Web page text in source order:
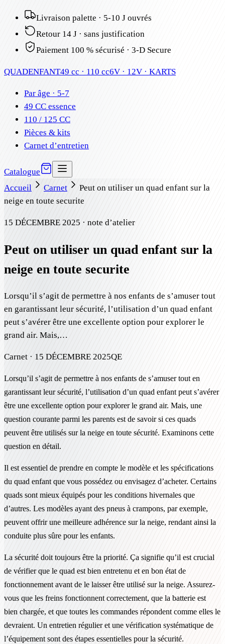
Livraison palette · 5-10 J ouvrés
Retour 14 J · sans justification
Paiement 100 % sécurisé · 3-D Secure
QUADENFANT49 cc · 110 cc6V · 12V · KARTS
Par âge · 5-7
49 CC essence
110 / 125 CC
Pièces & kits
Carnet d’entretien
Catalogue
Accueil
Carnet
Peut on utiliser un quad enfant sur la
neige en toute securite
15 DÉCEMBRE 2025 · note d’atelier
Peut on utiliser un quad enfant sur la
neige en toute securite
Lorsqu’il s’agit de permettre à nos enfants de s’amuser tout
en garantissant leur sécurité, l’utilisation d’un quad enfant
peut s’avérer être une excellente option pour explorer le
grand air. Mais,…
Carnet · 15 DÉCEMBRE 2025QE
Lorsqu’il s’agit de permettre à nos enfants de s’amuser tout en
garantissant leur sécurité, l’utilisation d’un quad enfant peut s’avérer
être une excellente option pour explorer le grand air. Mais, une
question courante parmi les parents est de savoir si ces quads
peuvent être utilisés sur la neige en toute sécurité. Examinons cette
question en détail.
Il est essentiel de prendre en compte le modèle et les spécifications
du quad enfant que vous possédez ou envisagez d’acheter. Certains
quads sont mieux équipés pour les conditions hivernales que
d’autres. Les modèles ayant des pneus à crampons, par exemple,
peuvent offrir une meilleure adhérence sur la neige, rendant ainsi la
conduite plus sûre pour les enfants.
La sécurité doit toujours être la priorité. Ça signifie qu’il est crucial
de vérifier que le quad est bien entretenu et en bon état de
fonctionnement avant de le laisser être utilisé sur la neige. Assurez-
vous que les freins fonctionnent correctement, que la batterie est
bien chargée, et que toutes les commandes répondent comme elles le
devraient. Un entretien régulier et une vérification systématique de
l’équipement sont des étapes essentielles pour la sécurité.